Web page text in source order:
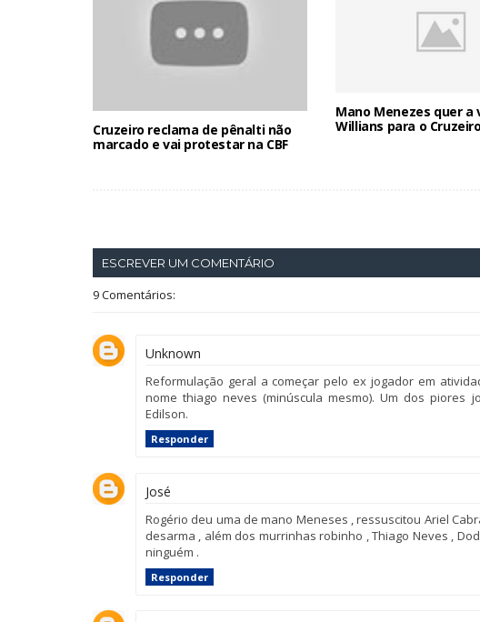
Cruzeiro reclama de pênalti não
marcado e vai protestar na CBF
Mano Menezes quer a
Willians para o Cruzeiro
ESCREVER UM COMENTÁRIO
9 Comentários:
Unknown
Reformulação geral a começar pelo ex jogador em
nome thiago neves (minúscula mesmo). Um dos piores
Edilson.
Responder
José
Rogério deu uma de mano Meneses , ressuscitou Ariel
desarma , além dos murrinhas robinho , Thiago Neves ,
ninguém .
Responder